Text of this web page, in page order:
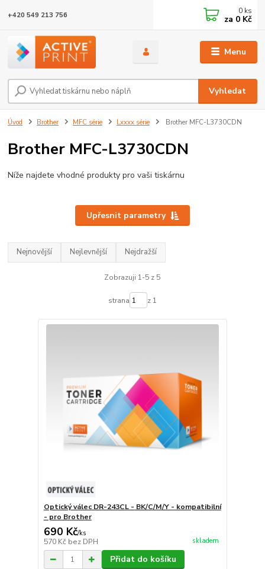
Menu
Vyhledat
+420 549 213 756 0 ks
za 0 Kč
Úvod Brother MFC série Lxxxx série Brother MFC-L3730CDN
Brother MFC-L3730CDN
Níže najdete vhodné produkty pro vaši tiskárnu
Upřesnit parametry
Nejnovější Nejlevnější Nejdražší
Zobrazuji 1-5 z 5
strana z 1
Optický válec DR-243CL - BK/C/M/Y - kompatibilní
- pro Brother
690 Kč/ks
570 Kč bez DPH skladem
Přidat do košíku